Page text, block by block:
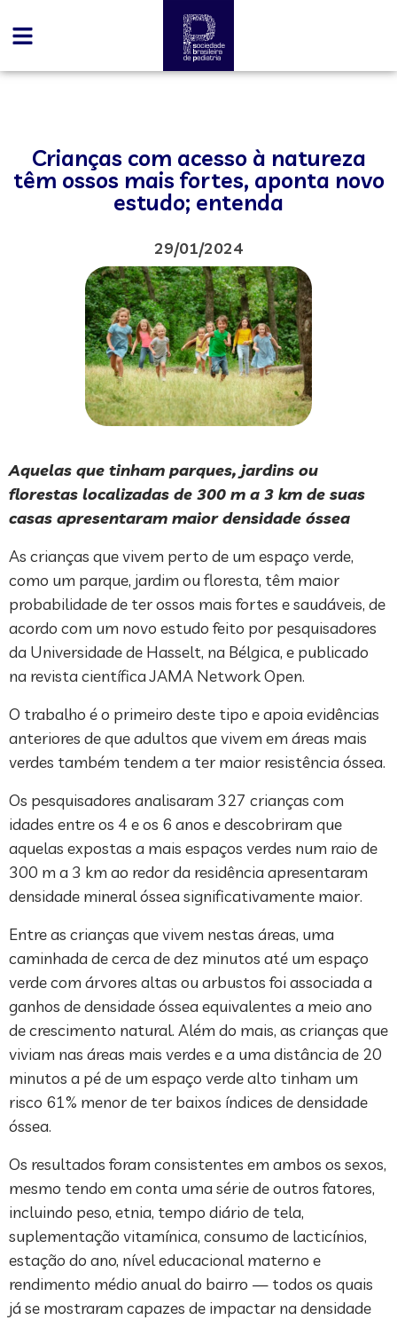
Crianças com acesso à natureza
têm ossos mais fortes, aponta novo
estudo; entenda
29/01/2024
Aquelas que tinham parques, jardins ou
florestas localizadas de 300 m a 3 km de suas
casas apresentaram maior densidade óssea
As crianças que vivem perto de um espaço verde,
como um parque, jardim ou floresta, têm maior
probabilidade de ter ossos mais fortes e saudáveis, de
acordo com um novo estudo feito por pesquisadores
da Universidade de Hasselt, na Bélgica, e publicado
na revista científica JAMA Network Open.
O trabalho é o primeiro deste tipo e apoia evidências
anteriores de que adultos que vivem em áreas mais
verdes também tendem a ter maior resistência óssea.
Os pesquisadores analisaram 327 crianças com
idades entre os 4 e os 6 anos e descobriram que
aquelas expostas a mais espaços verdes num raio de
300 m a 3 km ao redor da residência apresentaram
densidade mineral óssea significativamente maior.
Entre as crianças que vivem nestas áreas, uma
caminhada de cerca de dez minutos até um espaço
verde com árvores altas ou arbustos foi associada a
ganhos de densidade óssea equivalentes a meio ano
de crescimento natural. Além do mais, as crianças que
viviam nas áreas mais verdes e a uma distância de 20
minutos a pé de um espaço verde alto tinham um
risco 61% menor de ter baixos índices de densidade
óssea.
Os resultados foram consistentes em ambos os sexos,
mesmo tendo em conta uma série de outros fatores,
incluindo peso, etnia, tempo diário de tela,
suplementação vitamínica, consumo de lacticínios,
estação do ano, nível educacional materno e
rendimento médio anual do bairro — todos os quais
já se mostraram capazes de impactar na densidade